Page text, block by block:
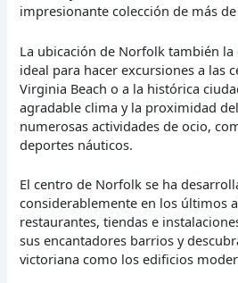
impresionante colección de más
La ubicación de Norfolk también la
ideal para hacer excursiones a las
Virginia Beach o a la histórica
agradable clima y la proximidad
numerosas actividades de ocio,
deportes náuticos.
El centro de Norfolk se ha
considerablemente en los últimos
restaurantes, tiendas e
sus encantadores barrios y
victoriana como los edificios